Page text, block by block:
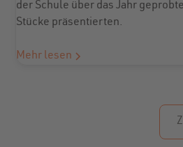
der Schule über das Jahr
Stücke präsentierten.
Mehr lesen